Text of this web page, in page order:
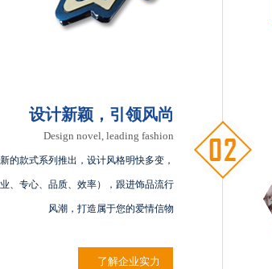
设计新颖，引领风尚
Design novel, leading fashion
的款式系列推出，设计风格明快多变，
、专心、品质、效率），跟进饰品流行
风潮，打造属于您的爱情信物
了解企业实力